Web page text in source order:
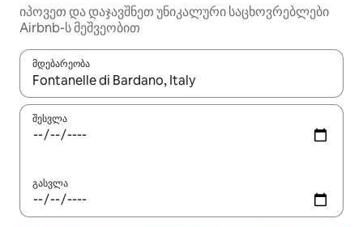
იპოვეთ და დაჯავშნეთ უნიკალური საცხოვრებლები
Airbnb-ს მეშვეობით
მდებარეობა
როცა შედეგები ხელმისაწვდომი გახდება, ნავიგაციისთვის
შესვლა
გასვლა